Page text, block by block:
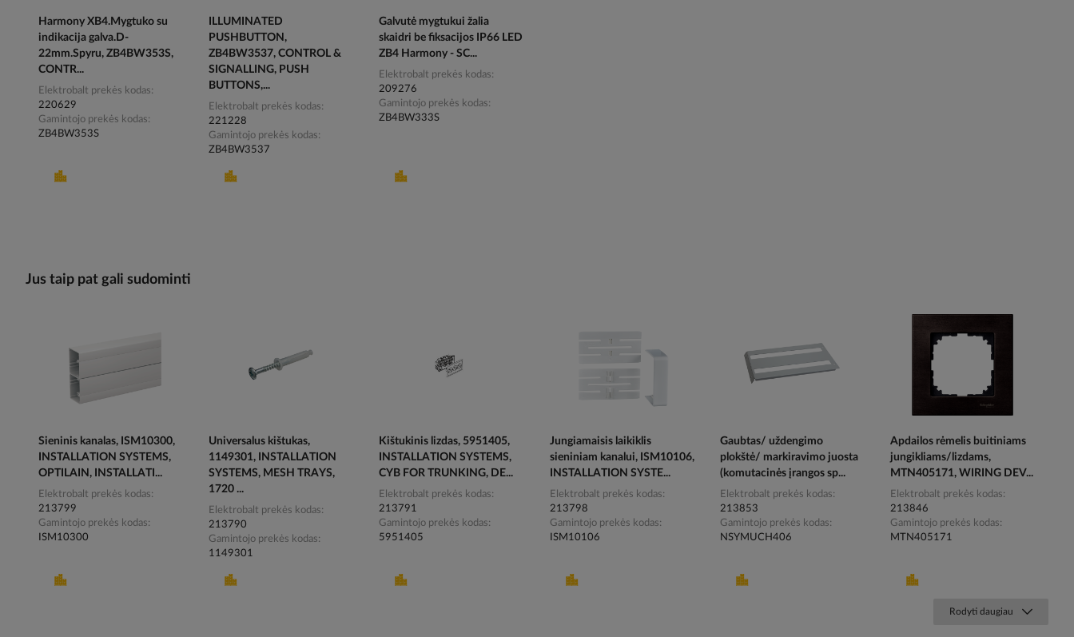
Harmony XB4.Mygtuko su
indikacija galva.D-
22mm.Spyru, ZB4BW353S,
CONTR...
Elektrobalt prekės kodas
220629
Gamintojo prekės kodas
ZB4BW353S
ILLUMINATED
PUSHBUTTON,
ZB4BW3537, CONTROL &
SIGNALLING, PUSH
BUTTONS,...
Elektrobalt prekės kodas
221228
Gamintojo prekės kodas
ZB4BW3537
Galvutė mygtukui žalia
skaidri be fiksacijos IP66 LED
ZB4 Harmony - SC...
Elektrobalt prekės kodas
209276
Gamintojo prekės kodas
ZB4BW333S
Jus taip pat gali sudominti
Sieninis kanalas, ISM10300,
INSTALLATION SYSTEMS,
OPTILAIN, INSTALLATI...
Elektrobalt prekės kodas
213799
Gamintojo prekės kodas
ISM10300
Universalus kištukas,
1149301, INSTALLATION
SYSTEMS, MESH TRAYS,
1720 ...
Elektrobalt prekės kodas
213790
Gamintojo prekės kodas
1149301
Kištukinis lizdas, 5951405,
INSTALLATION SYSTEMS,
CYB FOR TRUNKING, DE...
Elektrobalt prekės kodas
213791
Gamintojo prekės kodas
5951405
Jungiamaisis laikiklis
sieniniam kanalui, ISM10106,
INSTALLATION SYSTE...
Elektrobalt prekės kodas
213798
Gamintojo prekės kodas
ISM10106
Gaubtas/ uždengimo
plokštė/ markiravimo juosta
(komutacinės įrangos sp...
Elektrobalt prekės kodas
213853
Gamintojo prekės kodas
NSYMUCH406
Apdailos rėmelis buitiniams
jungikliams/lizdams,
MTN405171, WIRING DEV...
Elektrobalt prekės kodas
213846
Gamintojo prekės kodas
MTN405171
Rodyti daugiau